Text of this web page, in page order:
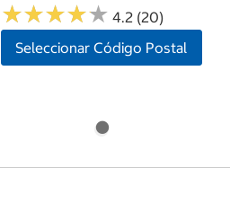
★★★★★
★★★★★ 4.2 (20)
Seleccionar Código Postal